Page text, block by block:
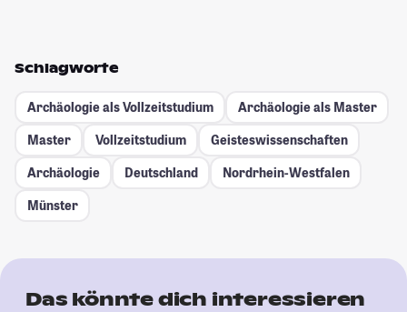
Schlagworte
Archäologie als Vollzeitstudium
Archäologie als Master
Master
Vollzeitstudium
Geisteswissenschaften
Archäologie
Deutschland
Nordrhein-Westfalen
Münster
Das könnte dich interessieren